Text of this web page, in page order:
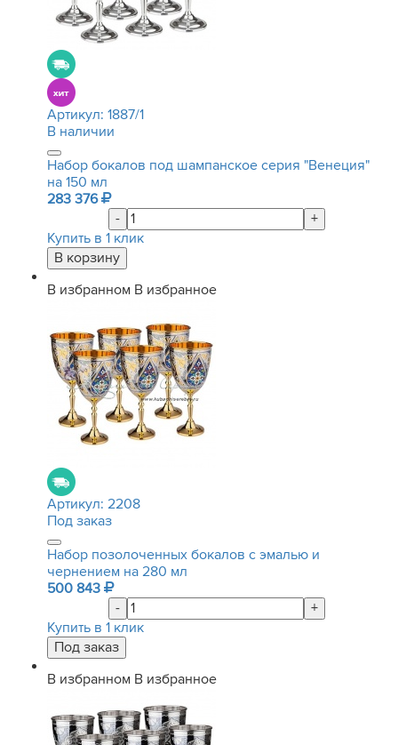
Артикул: 1887/1
В наличии
Набор бокалов под шампанское серия "Венеция"
на 150 мл
283 376
-
+
Купить в 1 клик
В избранном В избранное
Артикул: 2208
Под заказ
Набор позолоченных бокалов с эмалью и
чернением на 280 мл
500 843
-
+
Купить в 1 клик
В избранном В избранное